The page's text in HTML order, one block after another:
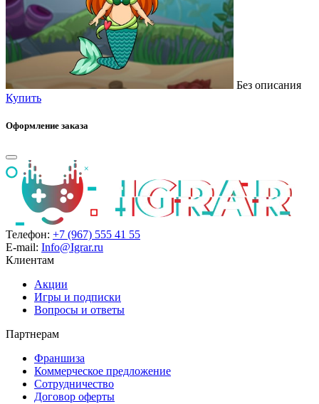
Без описания
Купить
Оформление заказа
Телефон: +7 (967) 555 41 55
E-mail: Info@Igrar.ru
Клиентам
Акции
Игры и подписки
Вопросы и ответы
Партнерам
Франшиза
Коммерческое предложение
Сотрудничество
Договор оферты